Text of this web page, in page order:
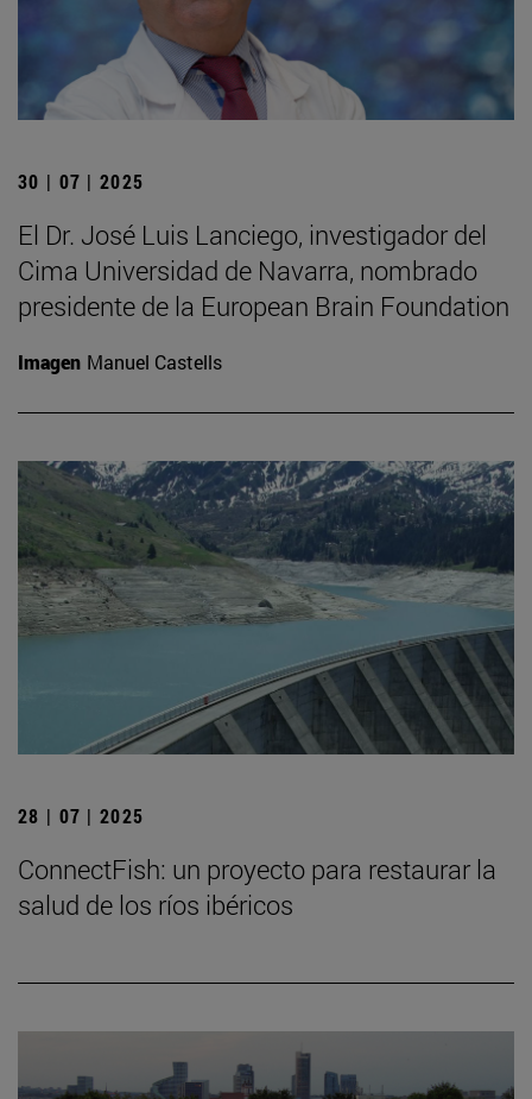
30 | 07 | 2025
El Dr. José Luis Lanciego, investigador del
Cima Universidad de Navarra, nombrado
presidente de la European Brain Foundation
Imagen Manuel Castells
28 | 07 | 2025
ConnectFish: un proyecto para restaurar la
salud de los ríos ibéricos